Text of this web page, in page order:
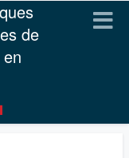
de